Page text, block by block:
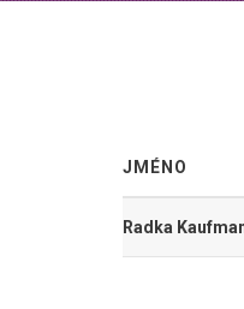
JMÉNO
Radka